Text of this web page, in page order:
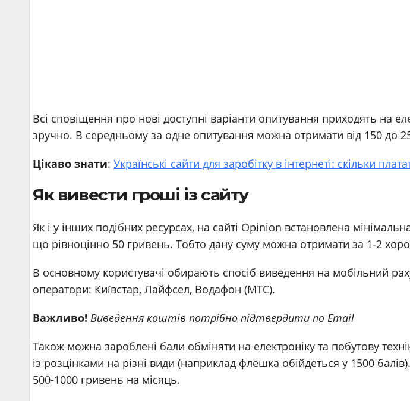
Всі сповіщення про нові доступні варіанти опитування приходять на
зручно. В середньому за одне опитування можна отримати від 150 до
Цікаво знати: Українські сайти для заробітку в інтернеті: скільки
Як вивести гроші із сайту
Як і у інших подібних ресурсах, на сайті Opinion встановлена
що рівноцінно 50 гривень. Тобто дану суму можна отримати за 1-2
В основному користувачі обирають спосіб виведення на мобільний
оператори: Київстар, Лайфсел, Водафон (МТС).
Важливо! Виведення коштів потрібно підтвердити по Email
Також можна зароблені бали обміняти на електроніку та побутову
із розцінками на різні види (наприклад флешка обійдеться у 1500
500-1000 гривень на місяць.